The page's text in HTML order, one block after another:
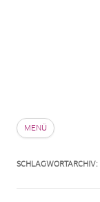
MENÜ
SCHLAGWORTARCHIV: